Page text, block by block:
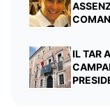
IL TAR